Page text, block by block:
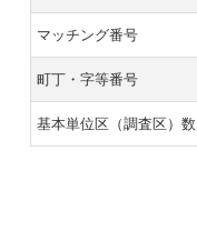
マッチング番号
町丁・字等番号
基本単位区（調査区）数